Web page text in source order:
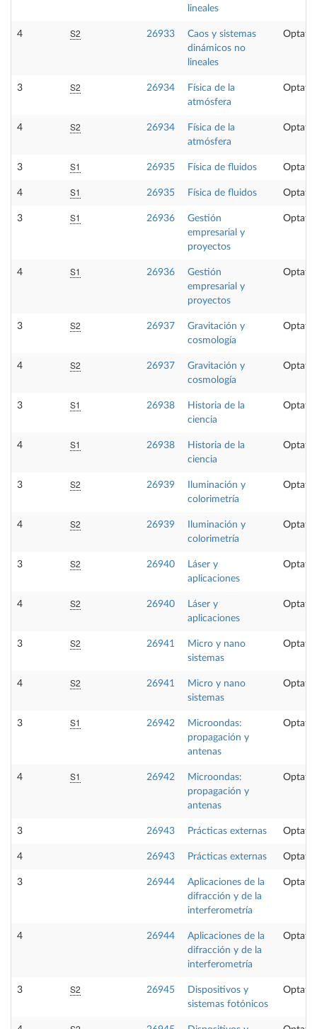
lineales
4 S2 26933
Caos y sistemas
dinámicos no
lineales
3 S2 26934
Física de la
atmósfera
4 S2 26934
Física de la
atmósfera
3 S1 26935 Física de fluidos
4 S1 26935 Física de fluidos
3 S1 26936
Gestión
empresarial y
proyectos
4 S1 26936
Gestión
empresarial y
proyectos
3 S2 26937
Gravitación y
cosmología
4 S2 26937
Gravitación y
cosmología
3 S1 26938
Historia de la
ciencia
4 S1 26938
Historia de la
ciencia
3 S2 26939
Iluminación y
colorimetría
4 S2 26939
Iluminación y
colorimetría
3 S2 26940
Láser y
aplicaciones
4 S2 26940
Láser y
aplicaciones
3 S2 26941
Micro y nano
sistemas
4 S2 26941
Micro y nano
sistemas
3 S1 26942
Microondas:
propagación y
antenas
4 S1 26942
Microondas:
propagación y
antenas
3 26943 Prácticas externas
4 26943 Prácticas externas
3 26944
Aplicaciones de la
difracción y de la
interferometría
4 26944
Aplicaciones de la
difracción y de la
interferometría
3 S2 26945
Dispositivos y
sistemas fotónicos